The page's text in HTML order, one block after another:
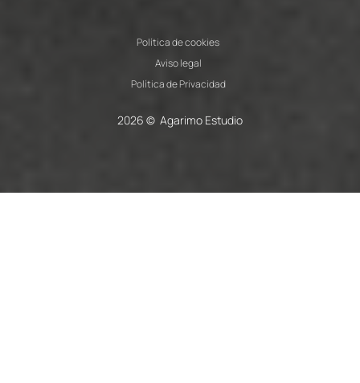
Política de cookies
Aviso legal
Política de Privacidad
2026 © Agarimo Estudio